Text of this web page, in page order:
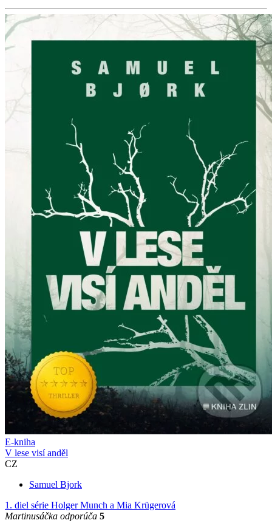
E-kniha
V lese visí anděl
CZ
Samuel Bjork
1. diel série Holger Munch a Mia Krügerová
Martinusáčka odporúča 5